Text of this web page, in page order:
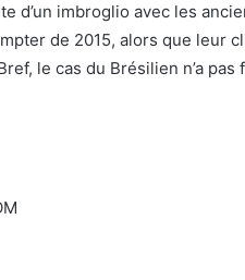
d’un imbroglio avec les
de 2015, alors que leur
le cas du Brésilien n’a pas